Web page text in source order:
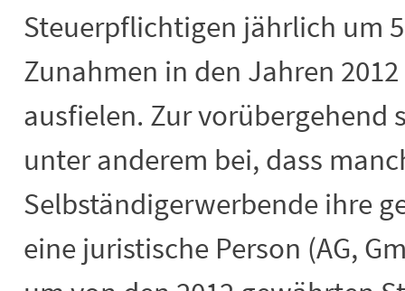
Steuerpflichtigen jährlich um
Zunahmen in den Jahren
ausfielen. Zur vorübergehend
unter anderem bei, dass
Selbständigerwerbende ihre
eine juristische Person (AG,